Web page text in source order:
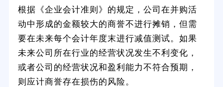
根据《企业会计准则》的规定，公司在并购活
动中形成的金额较大的商誉不进行摊销，但需
要在未来每个会计年度末进行减值测试。如果
未来公司所在行业的经营状况发生不利变化，
或者公司的经营状况和盈利能力不符合预期，
则应计商誉存在损伤的风险。